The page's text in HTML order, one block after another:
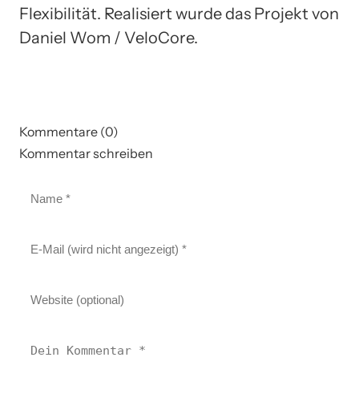
Flexibilität. Realisiert wurde das Projekt von
Daniel Wom / VeloCore.
Kommentare (0)
Kommentar schreiben